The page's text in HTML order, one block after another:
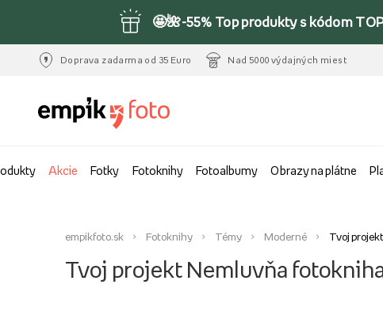
🤩🌺-55% Top produkty s kódom
Doprava zadarma od 35 Euro Nad 5000 výdajných miest
Akcie Fotky Fotoknihy Fotoalbumy Obrazy na plátne
empikfoto.sk Fotoknihy Témy Moderné Tvoj
Tvoj projekt Nemluvňa